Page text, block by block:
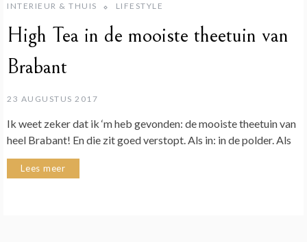
INTERIEUR & THUIS LIFESTYLE
High Tea in de mooiste theetuin van
Brabant
23 AUGUSTUS 2017
Ik weet zeker dat ik ‘m heb gevonden: de mooiste theetuin van
heel Brabant! En die zit goed verstopt. Als in: in de polder. Als
Lees meer